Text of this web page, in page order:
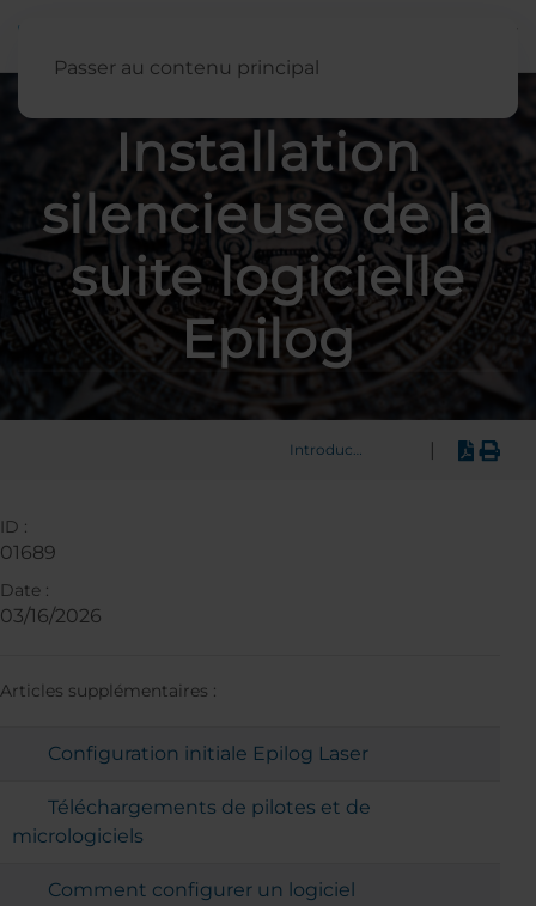
Passer au contenu principal
Installation
silencieuse de la
suite logicielle
Epilog
Introduction
ID :
01689
Date :
03/16/2026
Articles supplémentaires :
Configuration initiale Epilog Laser
Téléchargements de pilotes et de
micrologiciels
Comment configurer un logiciel